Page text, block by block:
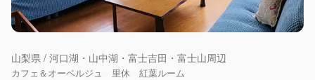
山梨県 / 河口湖・山中湖・富士吉田・富士山周辺
カフェ＆オーベルジュ 里休 紅葉ルーム